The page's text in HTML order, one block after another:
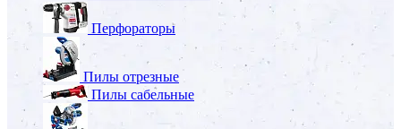
Перфораторы
Пилы отрезные
Пилы сабельные